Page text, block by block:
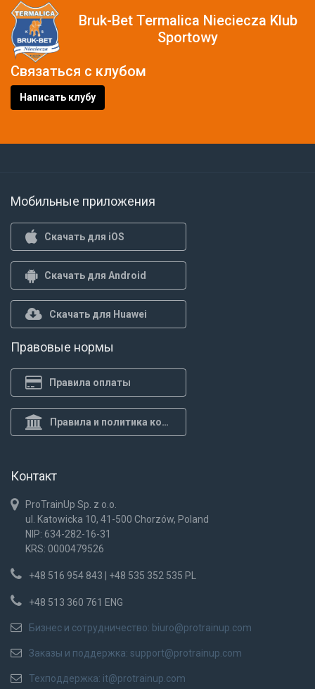
Bruk-Bet Termalica Nieciecza Klub
Sportowy
Связаться с клубом
Написать клубу
Мобильные приложения
Скачать для iOS
Скачать для Android
Скачать для Huawei
Правовые нормы
Правила оплаты
Правила и политика конф.
Контакт
ProTrainUp Sp. z o.o.
ul. Katowicka 10, 41-500 Chorzów, Poland
NIP: 634-282-16-31
KRS: 0000479526
+48 516 954 843 | +48 535 352 535 PL
+48 513 360 761 ENG
Бизнес и сотрудничество: biuro@protrainup.com
Заказы и поддержка: support@protrainup.com
Техподдержка: it@protrainup.com